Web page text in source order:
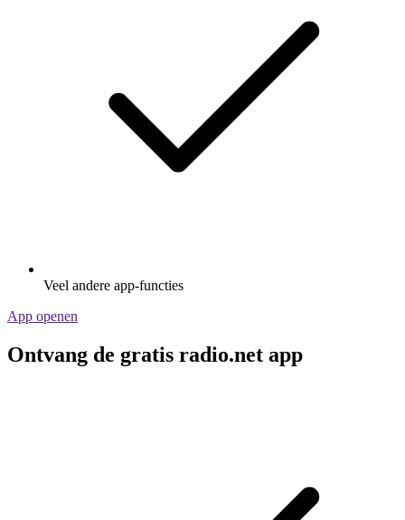
Veel andere app-functies
App openen
Ontvang de gratis radio.net app